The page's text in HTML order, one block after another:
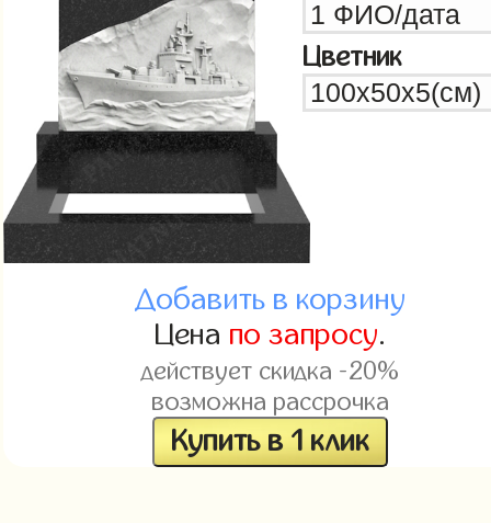
Цветник
Добавить в корзину
Цена по запросу.
действует скидка -20%
возможна рассрочка
Купить в 1 клик